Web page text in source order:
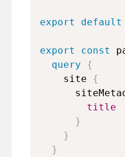
export default
export const
query
{
site
{
title
}
}
}